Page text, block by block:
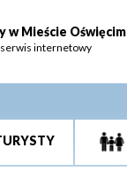
w Mieście Oświęcim
internetowy